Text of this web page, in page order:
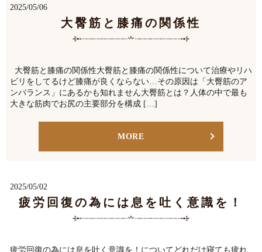
2025/05/06
大臀筋と膝痛の関係性
大臀筋と膝痛の関係性大臀筋と膝痛の関係性について治療やリハ
ビリをしてるけど膝痛が良くならない…その原因は「大臀筋のア
ンバランス」にあるかも知れません大臀筋とは？人体の中で最も
大きな筋肉でお尻の主要部分を構成 […]
MORE
2025/05/02
疲労回復の為には息を吐く意識を！
疲労回復の為には息を吐く意識を！についてどれだけ寝ても疲れ